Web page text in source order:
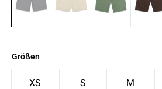
Größen
XS S M